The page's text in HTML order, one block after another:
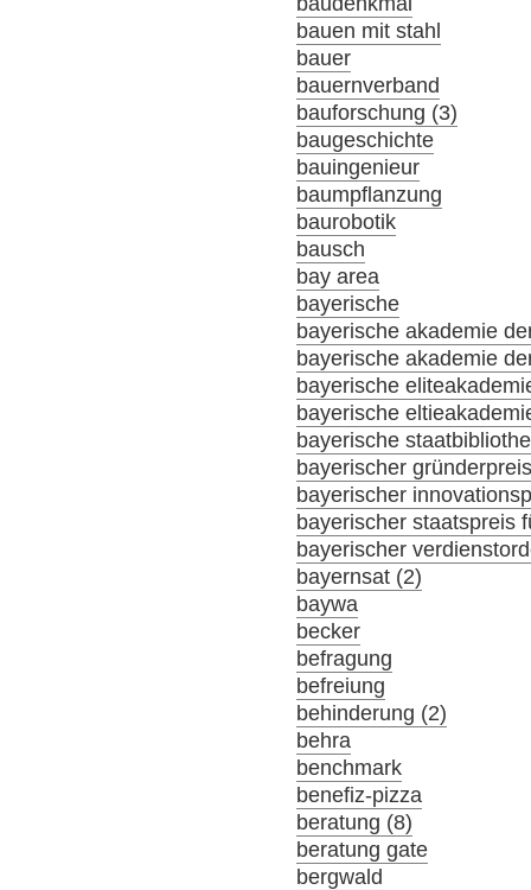
bauen mit stahl
bauer
bauernverband
bauforschung (3)
baugeschichte
bauingenieur
baumpflanzung
baurobotik
bausch
bay area
bayerische
bayerische akademie
bayerische akademie
bayerische
bayerische
bayerische
bayerischer
bayerischer
bayerischer staatspreis
bayerischer
bayernsat (2)
baywa
becker
befragung
befreiung
behinderung (2)
behra
benchmark
benefiz-pizza
beratung (8)
beratung gate
bergwald